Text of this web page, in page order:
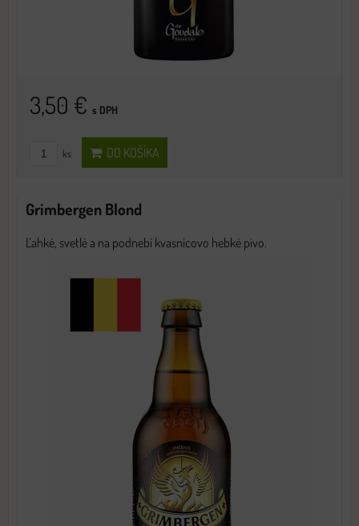
3,50 € s DPH
ks DO KOŠÍKA
Grimbergen Blond
Ľahké, svetlé a na podnebí kvasnicovo hebké pivo.